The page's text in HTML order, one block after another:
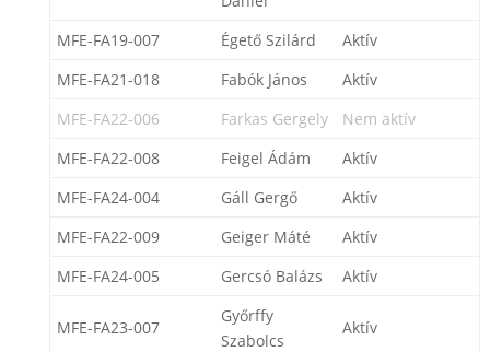
MFE-FA19-007 Égető Szilárd
Aktív
MFE-FA21-018
Fabók János
Aktív
MFE-FA22-006
Farkas Gergely
Nem aktív
MFE-FA22-008
Feigel Ádám
Aktív
MFE-FA24-004
Gáll Gergő
Aktív
MFE-FA22-009
Geiger Máté
Aktív
MFE-FA24-005
Gercsó Balázs Aktív
MFE-FA23-007
Győrffy
Szabolcs
Aktív